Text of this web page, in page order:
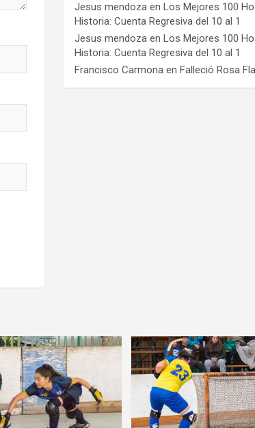
Jesus mendoza enLos Mejores 100
Historia: Cuenta Regresiva del 10 al 1
Jesus mendoza enLos Mejores 100
Historia: Cuenta Regresiva del 10 al 1
Francisco Carmona enFalleció Rosa